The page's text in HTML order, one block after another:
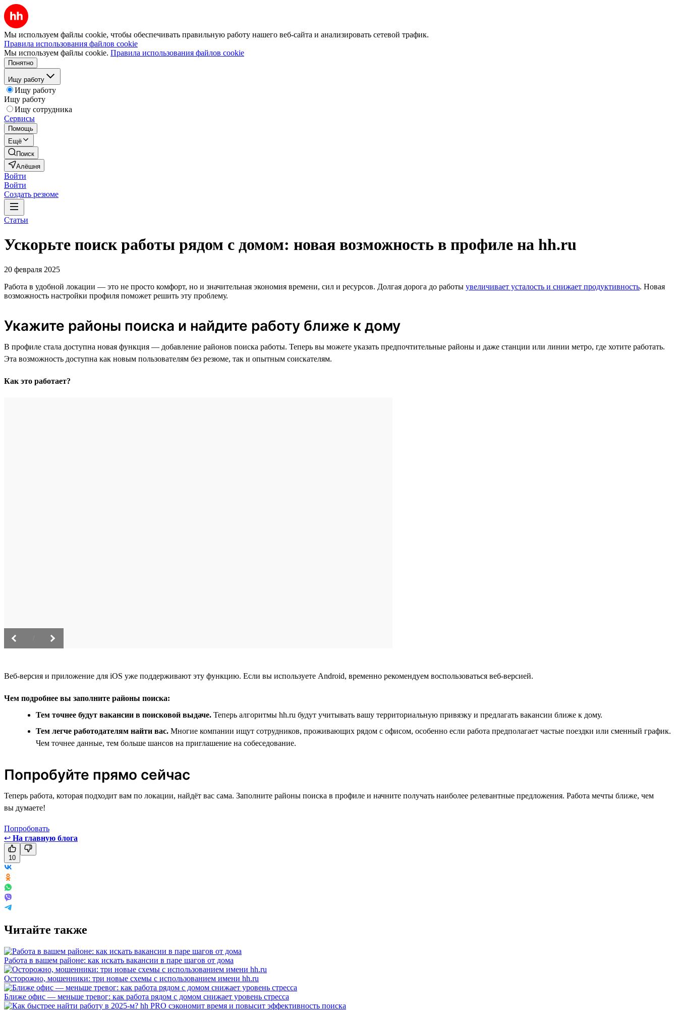
Мы используем файлы cookie, чтобы обеспечивать правильную работу нашего веб-сайта и анализировать сетевой трафик.
Правила использования файлов cookie
Мы используем файлы cookie. Правила использования файлов cookie
Понятно
Ищу работу
Ищу работу
Ищу работу
Ищу сотрудника
Сервисы
Помощь
Ещё
Поиск
Алёшня
Войти
Войти
Создать резюме
Статьи
Ускорьте поиск работы рядом с домом: новая возможность в профиле на hh.ru
20 февраля 2025
Работа в удобной локации — это не просто комфорт, но и значительная экономия времени, сил и ресурсов. Долгая дорога до работы увеличивает усталость и снижает продуктивность. Новая
возможность настройки профиля поможет решить эту проблему.
Укажите районы поиска и найдите работу ближе к дому
В профиле стала доступна новая функция — добавление районов поиска работы. Теперь вы можете указать предпочтительные районы и даже станции или линии метро, где хотите работать.
Эта возможность доступна как новым пользователям без резюме, так и опытным соискателям.
Как это работает?
Веб-версия и приложение для iOS уже поддерживают эту функцию. Если вы используете Android, временно рекомендуем воспользоваться веб-версией.
Чем подробнее вы заполните районы поиска:
Тем точнее будут вакансии в поисковой выдаче. Теперь алгоритмы hh.ru будут учитывать вашу территориальную привязку и предлагать вакансии ближе к дому.
Тем легче работодателям найти вас. Многие компании ищут сотрудников, проживающих рядом с офисом, особенно если работа предполагает частые поездки или сменный график.
Чем точнее данные, тем больше шансов на приглашение на собеседование.
Попробуйте прямо сейчас
Теперь работа, которая подходит вам по локации, найдёт вас сама. Заполните районы поиска в профиле и начните получать наиболее релевантные предложения. Работа мечты ближе, чем
вы думаете!
Попробовать
↩ На главную блога
10
Читайте также
Работа в вашем районе: как искать вакансии в паре шагов от дома
Осторожно, мошенники: три новые схемы с использованием имени hh.ru
Ближе офис — меньше тревог: как работа рядом с домом снижает уровень стресса